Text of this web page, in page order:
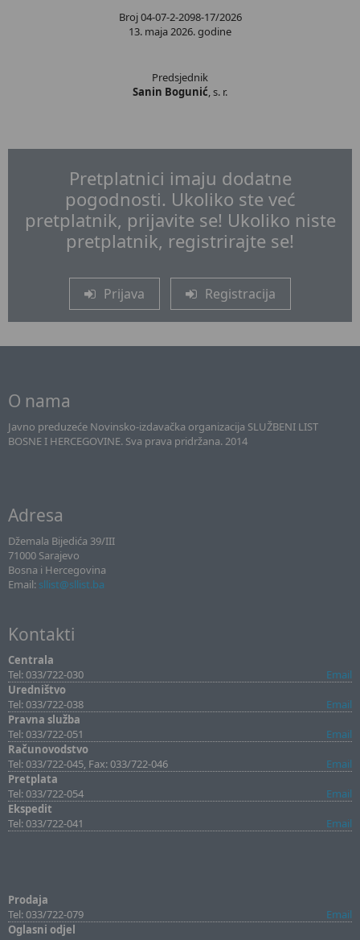
Broj 04-07-2-2098-17/2026
13. maja 2026. godine
Predsjednik
Sanin Bogunić, s. r.
Pretplatnici imaju dodatne
pogodnosti. Ukoliko ste već
pretplatnik, prijavite se! Ukoliko niste
pretplatnik, registrirajte se!
Prijava Registracija
O nama
Javno preduzeće Novinsko-izdavačka organizacija SLUŽBENI LIST
BOSNE I HERCEGOVINE. Sva prava pridržana. 2014
Adresa
Džemala Bijedića 39/III
71000 Sarajevo
Bosna i Hercegovina
Email: sllist@sllist.ba
Kontakti
Centrala
Tel: 033/722-030
Email
Uredništvo
Tel: 033/722-038
Email
Pravna služba
Tel: 033/722-051
Email
Računovodstvo
Tel: 033/722-045, Fax: 033/722-046
Email
Pretplata
Tel: 033/722-054
Email
Ekspedit
Tel: 033/722-041
Email
Prodaja
Tel: 033/722-079
Email
Oglasni odjel